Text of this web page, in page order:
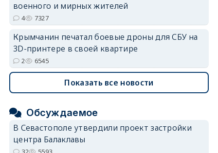
военного и мирных жителей
4 7327
Крымчанин печатал боевые дроны для СБУ на
3D-принтере в своей квартире
2 6545
Показать все новости
Обсуждаемое
В Севастополе утвердили проект застройки
центра Балаклавы